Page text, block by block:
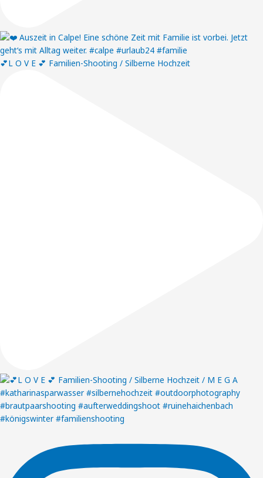
💕L O V E 💕 Familien-Shooting / Silberne Hochzeit